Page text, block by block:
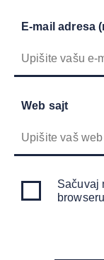
E-mail adresa
Web sajt
Sačuvaj